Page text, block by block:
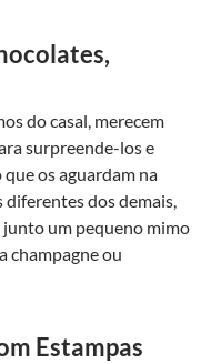
do casal, merecem
surpreende-los e
os aguardam na
diferentes dos demais,
um pequeno mimo
champagne ou
Estampas